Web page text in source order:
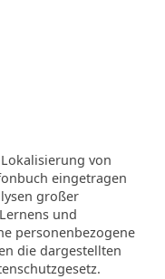
von
eingetragen
großer
und
personenbezogene
die dargestellten